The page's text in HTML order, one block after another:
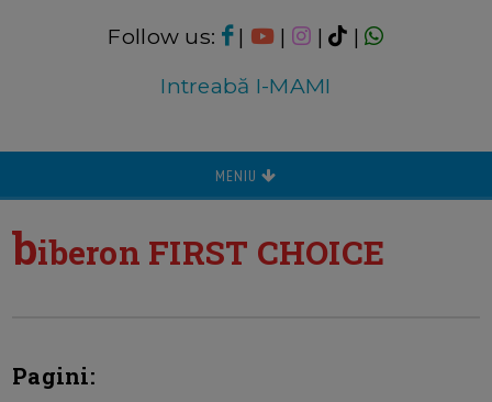
Follow us: | | |
|
Intreabă I-MAMI
MENIU
biberon FIRST CHOICE
Pagini: